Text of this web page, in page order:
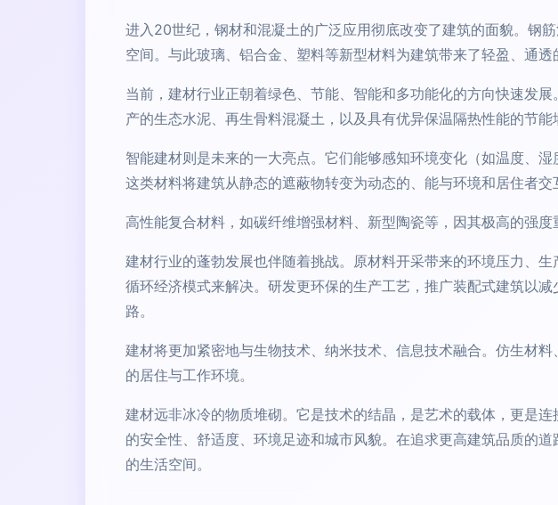
进入20世纪，钢材和混凝土的广泛应用彻底改变了建筑的面貌。钢
空间。与此玻璃、铝合金、塑料等新型材料为建筑带来了轻盈、通透
当前，建材行业正朝着绿色、节能、智能和多功能化的方向快速发
产的生态水泥、再生骨料混凝土，以及具有优异保温隔热性能的节
智能建材则是未来的一大亮点。它们能够感知环境变化（如温度、
这类材料将建筑从静态的遮蔽物转变为动态的、能与环境和居住者交
高性能复合材料，如碳纤维增强材料、新型陶瓷等，因其极高的强
建材行业的蓬勃发展也伴随着挑战。原材料开采带来的环境压力、
循环经济模式来解决。研发更环保的生产工艺，推广装配式建筑以
路。
建材将更加紧密地与生物技术、纳米技术、信息技术融合。仿生材
的居住与工作环境。
建材远非冰冷的物质堆砌。它是技术的结晶，是艺术的载体，更是
的安全性、舒适度、环境足迹和城市风貌。在追求更高建筑品质的
的生活空间。